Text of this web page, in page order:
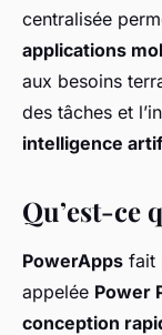
centralisée
applications
aux besoins
des tâches et
intelligence
Qu’est-ce
PowerApps fait
appelée Power
conception